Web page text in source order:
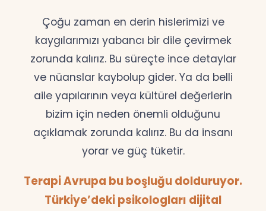
Çoğu zaman en derin hislerimizi ve
kaygılarımızı yabancı bir dile çevirmek
zorunda kalırız. Bu süreçte ince detaylar
ve nüanslar kaybolup gider. Ya da belli
aile yapılarının veya kültürel değerlerin
bizim için neden önemli olduğunu
açıklamak zorunda kalırız. Bu da insanı
yorar ve güç tüketir.
Terapi Avrupa bu boşluğu dolduruyor.
Türkiye’deki psikologları dijital